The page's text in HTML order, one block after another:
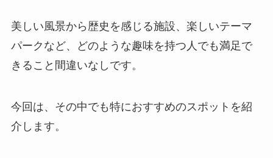
美しい風景から歴史を感じる施設、楽しいテーマ
パークなど、どのような趣味を持つ人でも満足で
きること間違いなしです。
今回は、その中でも特におすすめのスポットを紹
介します。